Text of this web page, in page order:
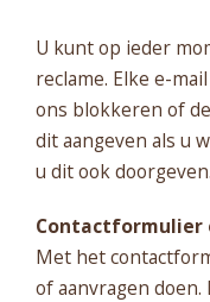
U kunt op ieder
reclame. Elke e-
ons blokkeren of
dit aangeven als u
u dit ook doorgeven.
Contactformulier
Met het
of aanvragen doen.